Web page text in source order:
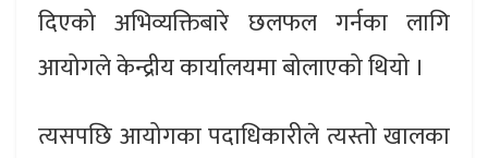
दिएको अभिव्यक्तिबारे छलफल गर्नका लागि
आयोगले केन्द्रीय कार्यालयमा बोलाएको थियो ।
त्यसपछि आयोगका पदाधिकारीले त्यस्तो खालका